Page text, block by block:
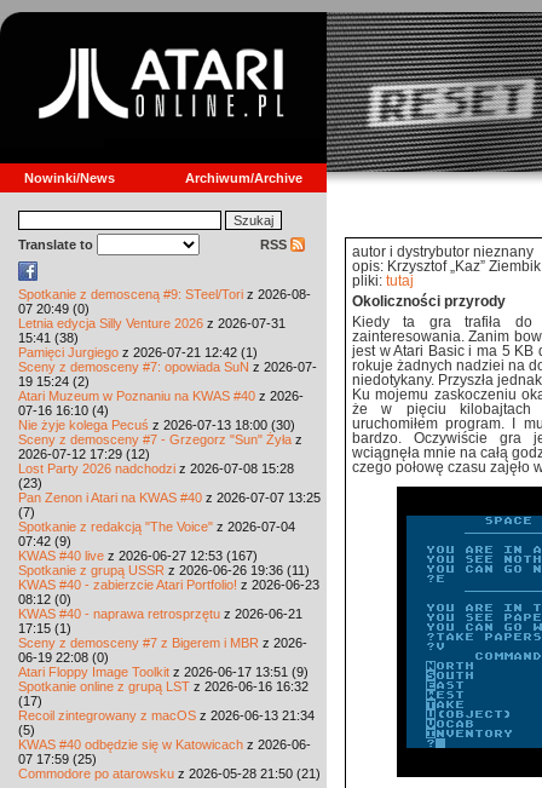
Nowinki/News Archiwum/Archive
Translate to RSS
Spotkanie z demosceną #9: STeel/Tori z 2026-08-
07 20:49 (0)
Letnia edycja Silly Venture 2026 z 2026-07-31
15:41 (38)
Pamięci Jurgiego z 2026-07-21 12:42 (1)
Sceny z demosceny #7: opowiada SuN z 2026-07-
19 15:24 (2)
Atari Muzeum w Poznaniu na KWAS #40 z 2026-
07-16 16:10 (4)
Nie żyje kolega Pecuś z 2026-07-13 18:00 (30)
Sceny z demosceny #7 - Grzegorz "Sun" Żyła z
2026-07-12 17:29 (12)
Lost Party 2026 nadchodzi z 2026-07-08 15:28
(23)
Pan Zenon i Atari na KWAS #40 z 2026-07-07 13:25
(7)
Spotkanie z redakcją "The Voice" z 2026-07-04
07:42 (9)
KWAS #40 live z 2026-06-27 12:53 (167)
Spotkanie z grupą USSR z 2026-06-26 19:36 (11)
KWAS #40 - zabierzcie Atari Portfolio! z 2026-06-23
08:12 (0)
KWAS #40 - naprawa retrosprzętu z 2026-06-21
17:15 (1)
Sceny z demosceny #7 z Bigerem i MBR z 2026-
06-19 22:08 (0)
Atari Floppy Image Toolkit z 2026-06-17 13:51 (9)
Spotkanie online z grupą LST z 2026-06-16 16:32
(17)
Recoil zintegrowany z macOS z 2026-06-13 21:34
(5)
KWAS #40 odbędzie się w Katowicach z 2026-06-
07 17:59 (25)
Commodore po atarowsku z 2026-05-28 21:50 (21)
autor i dystrybutor nieznany
opis: Krzysztof „Kaz” Ziembik
pliki: tutaj
Okoliczności przyrody
Kiedy ta gra trafiła do
zainteresowania. Zanim
jest w Atari Basic i ma 5 KB
rokuje żadnych nadziei na
niedotykany. Przyszła
Ku mojemu zaskoczeniu
że w pięciu kilobajtach
uruchomiłem program. I
bardzo. Oczywiście gra
wciągnęła mnie na całą
czego połowę czasu zajęło